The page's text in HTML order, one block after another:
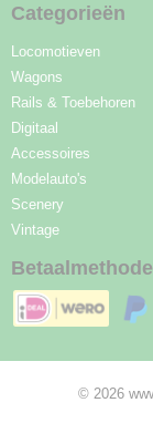
Categorieën
Locomotieven
Wagons
Rails & Toebehoren
Digitaal
Accessoires
Modelauto's
Scenery
Vintage
© 2026